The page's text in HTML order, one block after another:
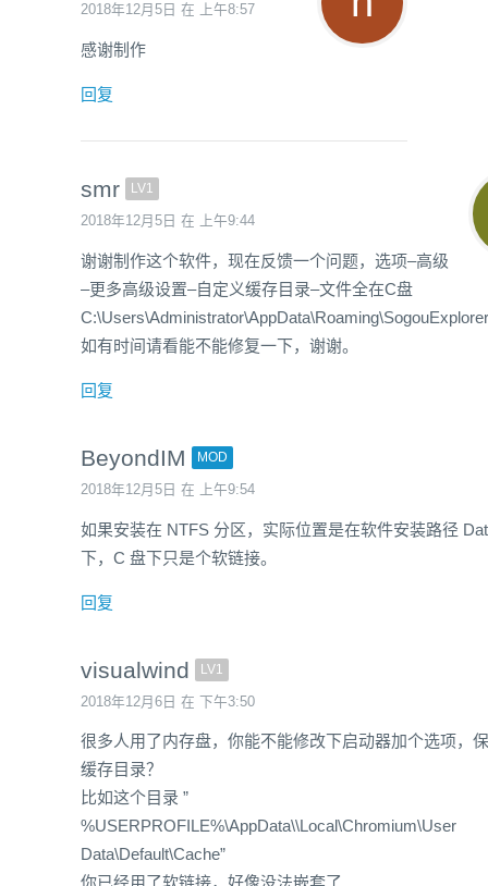
2018年12月5日 在 上午8:57
感谢制作
回复
smr LV1
2018年12月5日 在 上午9:44
谢谢制作这个软件，现在反馈一个问题，选项–高级
–更多高级设置–自定义缓存目录–文件全在C盘
如有时间请看能不能修复一下，谢谢。
回复
BeyondIM MOD
2018年12月5日 在 上午9:54
如果安装在 NTFS 分区，实际位置是在软件安装路径
下，C 盘下只是个软链接。
回复
visualwind LV1
2018年12月6日 在 下午3:50
很多人用了内存盘，你能不能修改下启动器加个选项，
缓存目录？
比如这个目录 ”
%USERPROFILE%\AppData\\Local\Chromium\User
Data\Default\Cache”